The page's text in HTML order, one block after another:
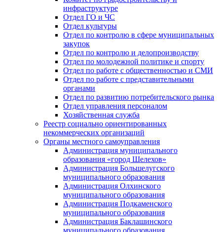
инфраструктуре
Отдел ГО и ЧС
Отдел культуры
Отдел по контролю в сфере муниципальных
закупок
Отдел по контролю и делопроизводству
Отдел по молодежной политике и спорту
Отдел по работе с общественностью и СМИ
Отдел по работе с представительными
органами
Отдел по развитию потребительского рынка
Отдел управления персоналом
Хозяйственная служба
Реестр социально ориентированных
некоммерческих организаций
Органы местного самоуправления
Администрация муниципального
образования «город Шелехов»
Администрация Большелугского
муниципального образования
Администрация Олхинского
муниципального образования
Администрация Подкаменского
муниципального образования
Администрация Баклашинского
муниципального образования